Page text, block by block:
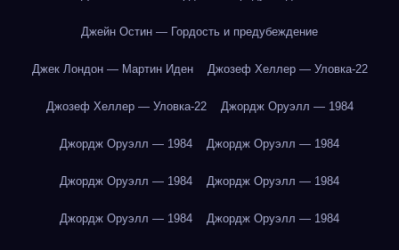
Джейн Остин — Гордость и предубеждение
Джек Лондон — Мартин Иден Джозеф Хеллер — Уловка-22
Джозеф Хеллер — Уловка-22 Джордж Оруэлл — 1984
Джордж Оруэлл — 1984 Джордж Оруэлл — 1984
Джордж Оруэлл — 1984 Джордж Оруэлл — 1984
Джордж Оруэлл — 1984 Джордж Оруэлл — 1984